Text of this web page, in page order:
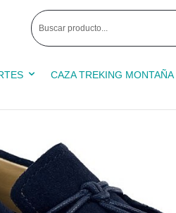
CAZA TREKING MONTAÑA